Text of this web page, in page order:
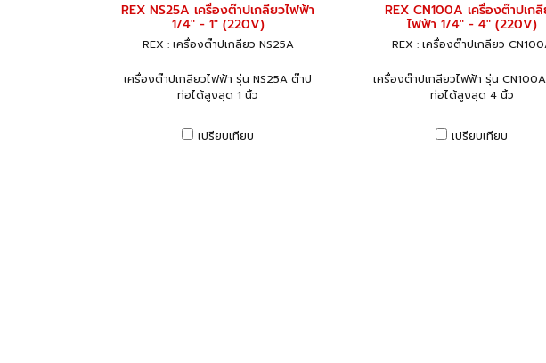
REX NS25A เครื่องต๊าปเกลียวไฟฟ้า
1/4" - 1" (220V)
REX : เครื่องต๊าปเกลียว NS25A
เครื่องต๊าปเกลียวไฟฟ้า รุ่น NS25A ต๊าป
ท่อได้สูงสุด 1 นิ้ว
เปรียบเทียบ
REX CN100A เครื่องต๊าปเก
ไฟฟ้า 1/4" - 4" (220V)
REX : เครื่องต๊าปเกลียว
เครื่องต๊าปเกลียวไฟฟ้า รุ่น
ท่อได้สูงสุด 4 นิ้ว
เปรียบเทียบ